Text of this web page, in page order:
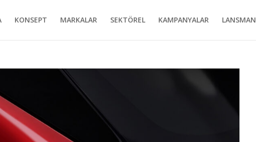
KONSEPT MARKALAR SEKTÖREL KAMPANYALAR LANSMAN